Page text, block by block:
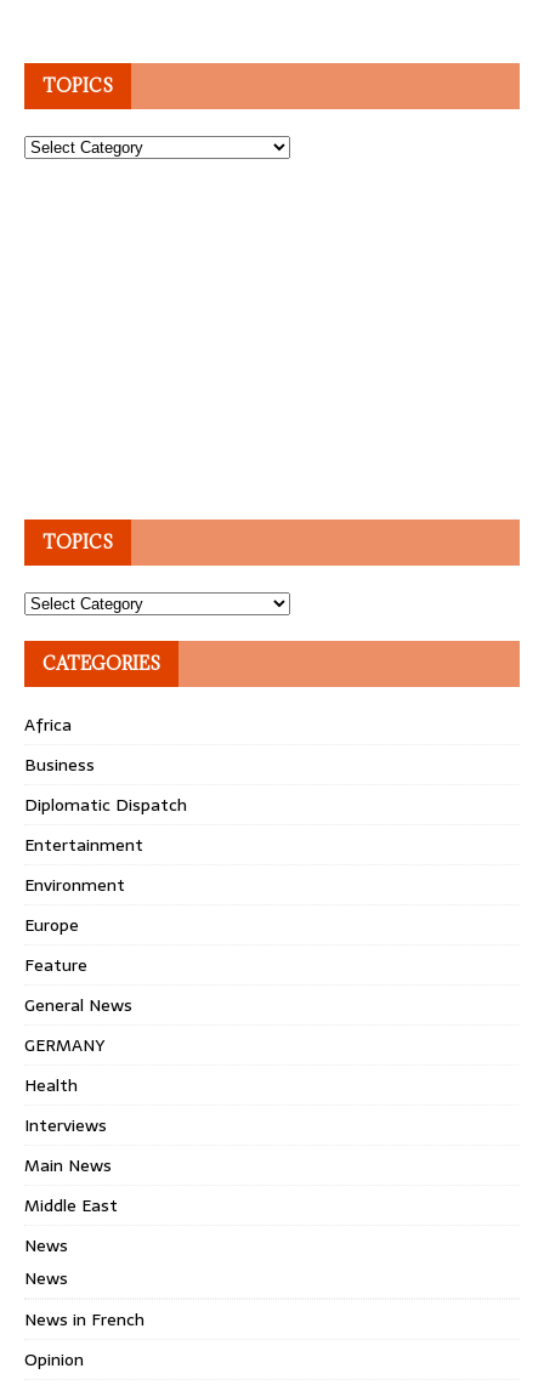
TOPICS
Topics
TOPICS
Topics
CATEGORIES
Africa
Business
Diplomatic Dispatch
Entertainment
Environment
Europe
Feature
General News
GERMANY
Health
Interviews
Main News
Middle East
News
News
News in French
Opinion